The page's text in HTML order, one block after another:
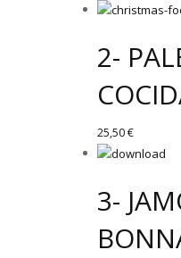
2-
25,50€
3-